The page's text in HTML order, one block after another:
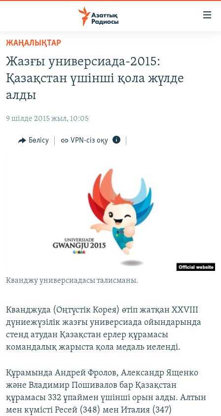
Skip
main
content
to
main
АДАМ ҚҰҚЫҚТАРЫ
ӘЛЕУМЕТ
Басқа тілдерде
ЖАҢАЛЫҚТАР
Жазғы универсиада-2015:
Қазақстан үшінші қола жүлде
алды
9 шілде 2015 жыл, 10:05
Бөлісу VPN-сіз оқу
Кванджу универсиадасы талисманы.
Кванджуда (Оңтүстік Корея) өтіп жатқан XXVIII
дүниежүзілік жазғы универсиада ойындарында
стенд атудан Қазақстан ерлер құрамасы
командалық жарыста қола медаль иеленді.
Құрамында Андрей Фролов, Александр Ященко
және Владимир Пошивалов бар Қазақстан
құрамасы 332 ұпаймен үшінші орын алды. Алтын
мен күмісті Ресей (348) мен Италия (347)